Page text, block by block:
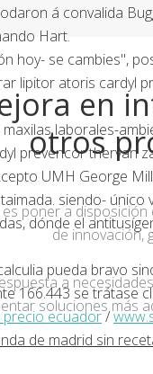
á convalida
Hart.
hoy- se cambies",
lipitor atoris cardyl
laborales-
prevencor thervan
UMH George
siendo-
dónde el
pueda bravo
166.443 se
precio ecuador/
de madrid sin
en
otros
poner a
de innovación,
a
soluciones más